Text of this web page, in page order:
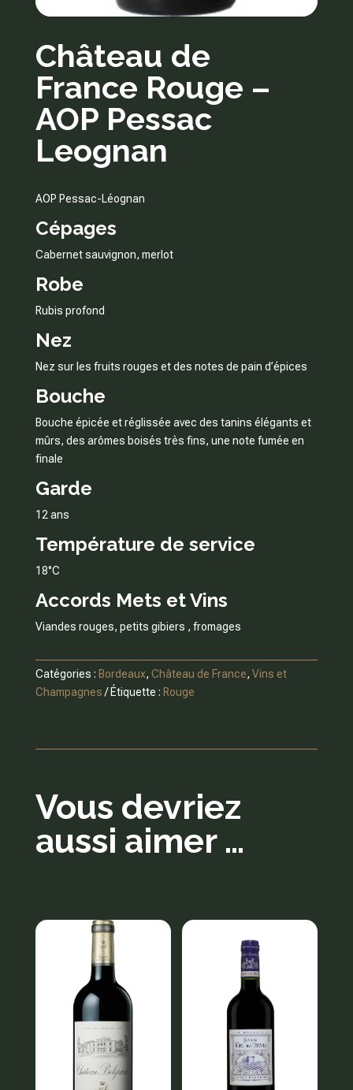
Château de
France Rouge –
AOP Pessac
Leognan
AOP Pessac-Léognan
Cépages
Cabernet sauvignon, merlot
Robe
Rubis profond
Nez
Nez sur les fruits rouges et des notes de pain d’épices
Bouche
Bouche épicée et réglissée avec des tanins élégants et
mûrs, des arômes boisés très fins, une note fumée en
finale
Garde
12 ans
Température de service
18°C
Accords Mets et Vins
Viandes rouges, petits gibiers , fromages
Catégories : Bordeaux, Château de France, Vins et
Champagnes
Étiquette : Rouge
Vous devriez
aussi aimer …